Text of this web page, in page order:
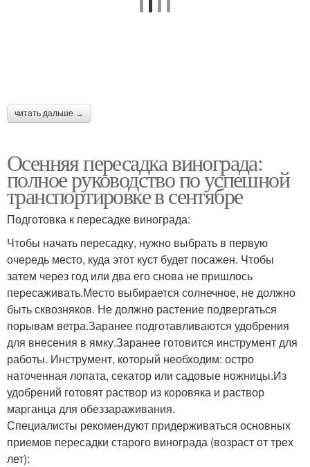
читать дальше →
Осенняя пересадка винограда:
полное руководство по успешной
транспортировке в сентябре
Подготовка к пересадке винограда:
Чтобы начать пересадку, нужно выбрать в первую
очередь место, куда этот куст будет посажен. Чтобы
затем через год или два его снова не пришлось
пересаживать.Место выбирается солнечное, не должно
быть сквозняков. Не должно растение подвергаться
порывам ветра.Заранее подготавливаются удобрения
для внесения в ямку.Заранее готовится инструмент для
работы. Инструмент, который необходим: остро
наточенная лопата, секатор или садовые ножницы.Из
удобрений готовят раствор из коровяка и раствор
марганца для обеззараживания.
Специалисты рекомендуют придерживаться основных
приемов пересадки старого винограда (возраст от трех
лет):